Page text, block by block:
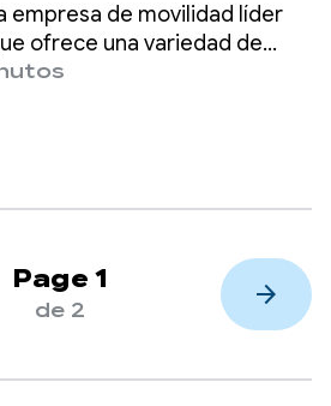
para
empresa de movilidad líder
ofrece una variedad de
y entrega, como solicitud
Page 1
de 2 arrow_forward